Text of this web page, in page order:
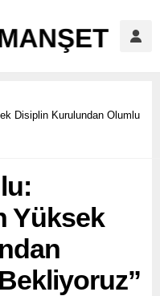
Disiplin Kurulundan Olumlu
Yüksek